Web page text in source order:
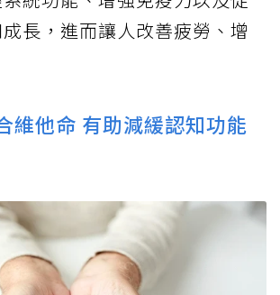
長，進而讓人改善疲勞、增
維他命 有助減緩認知功能